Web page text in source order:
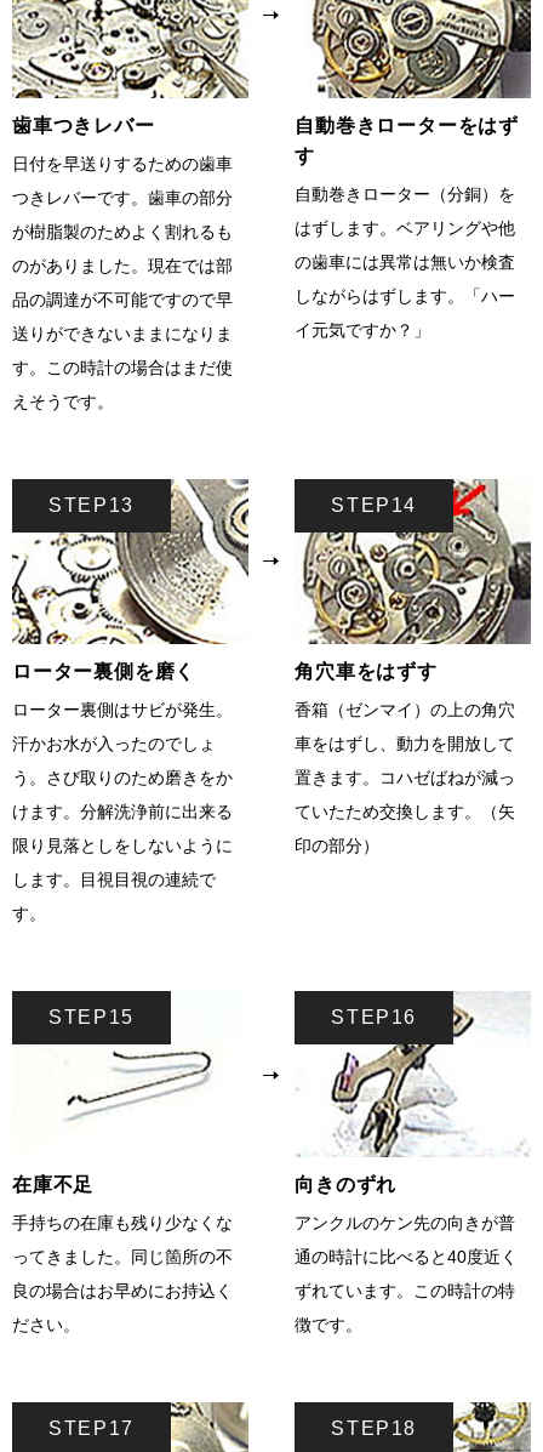
歯車つきレバー
日付を早送りするための歯車
つきレバーです。歯車の部分
が樹脂製のためよく割れるも
のがありました。現在では部
品の調達が不可能ですので早
送りができないままになりま
す。この時計の場合はまだ使
えそうです。
自動巻きローターをはず
す
自動巻きローター（分銅）を
はずします。ベアリングや他
の歯車には異常は無いか検査
しながらはずします。「ハー
イ元気ですか？」
STEP13
ローター裏側を磨く
ローター裏側はサビが発生。
汗かお水が入ったのでしょ
う。さび取りのため磨きをか
けます。分解洗浄前に出来る
限り見落としをしないように
します。目視目視の連続で
す。
STEP14
角穴車をはずす
香箱（ゼンマイ）の上の角穴
車をはずし、動力を開放して
置きます。コハゼばねが減っ
ていたため交換します。（矢
印の部分）
STEP15
在庫不足
手持ちの在庫も残り少なくな
ってきました。同じ箇所の不
良の場合はお早めにお持込く
ださい。
STEP16
向きのずれ
アンクルのケン先の向きが普
通の時計に比べると40度近く
ずれています。この時計の特
徴です。
STEP17 STEP18